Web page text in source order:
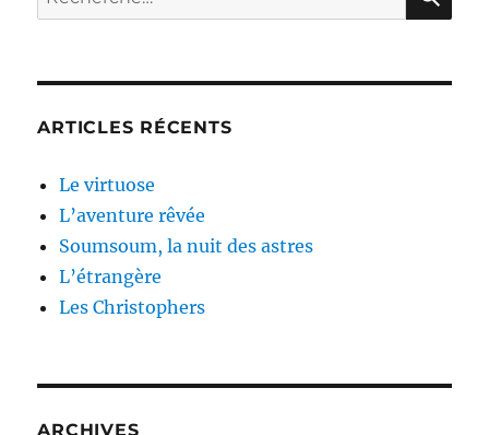
pour :
ARTICLES RÉCENTS
Le virtuose
L’aventure rêvée
Soumsoum, la nuit des astres
L’étrangère
Les Christophers
ARCHIVES